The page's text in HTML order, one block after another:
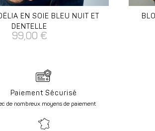
EN SOIE BLEU NUIT ET
DENTELLE
99,00 €
Paiement Sécurisé
de nombreux moyens de paiement